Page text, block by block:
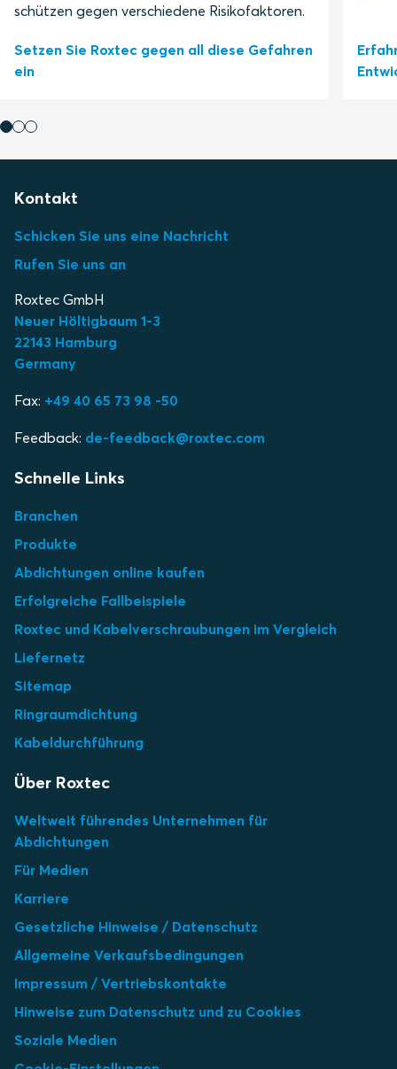
schützen gegen verschiedene Risikofaktoren.
Setzen Sie Roxtec gegen all diese Gefahren
ein
Kontakt
Schicken Sie uns eine Nachricht
Rufen Sie uns an
Roxtec GmbH
Neuer Höltigbaum 1-3
22143 Hamburg
Germany
Fax: +49 40 65 73 98 -50
Feedback: de-feedback@roxtec.com
Schnelle Links
Branchen
Produkte
Abdichtungen online kaufen
Erfolgreiche Fallbeispiele
Roxtec und Kabelverschraubungen im Vergleich
Liefernetz
Sitemap
Ringraumdichtung
Kabeldurchführung
Über Roxtec
Weltweit führendes Unternehmen für
Abdichtungen
Für Medien
Karriere
Gesetzliche Hinweise / Datenschutz
Allgemeine Verkaufsbedingungen
Impressum / Vertriebskontakte
Hinweise zum Datenschutz und zu Cookies
Soziale Medien